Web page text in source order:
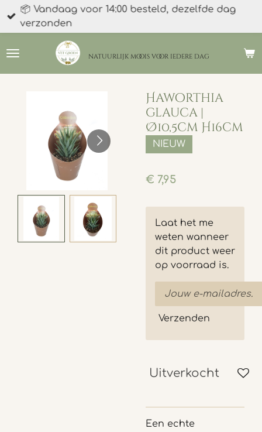
Ga
direct
de
natuurlijk moois voor iedere dag
📦 Vandaag voor 14:00 besteld, dezelfde dag
verzonden
Haworthia
glauca |
Ø10,5cm H16cm
NIEUW
€ 7,95
Laat het me
weten wanneer
dit product weer
op voorraad is.
Verzenden
Uitverkocht
Een echte